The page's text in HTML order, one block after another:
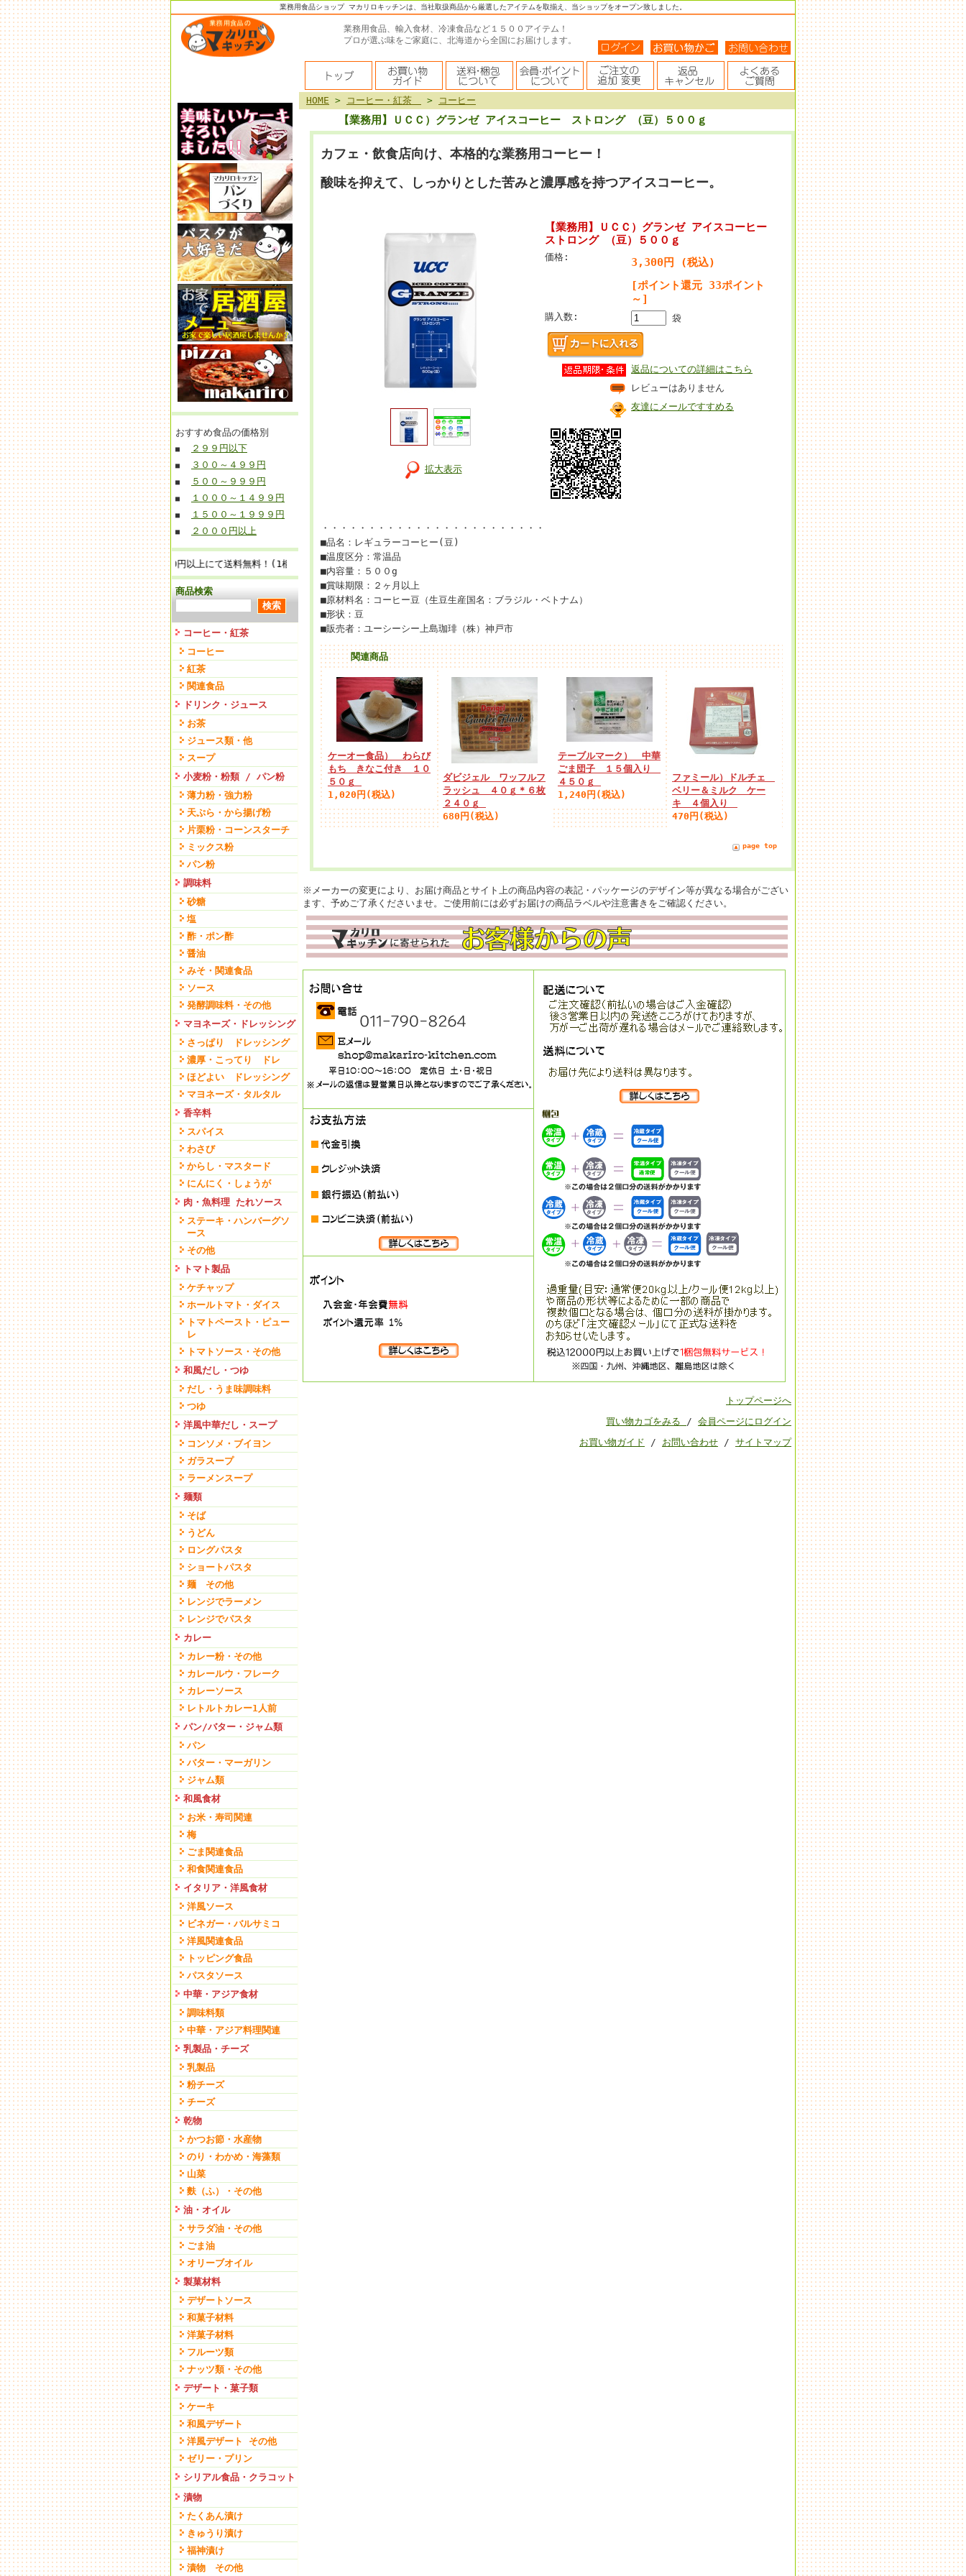
業務用食品ショップ マカリロキッチンは、当社取扱商品から厳選したアイテムを取揃え、当ショップをオープン致しました。
業務用食品、輸入食材、冷凍食品など１５００アイテム！
プロが選ぶ味をご家庭に、北海道から全国にお届けします。
おすすめ食品の価格別
■ ２９９円以下
■ ３００～４９９円
■ ５００～９９９円
■ １０００～１４９９円
■ １５００～１９９９円
■ ２０００円以上
■お買上げ金額 12,000円以上にて送料無料！(1梱包無料) ☆「2/13 Go to 北海道ごはん！！」
商品検索
コーヒー・紅茶
コーヒー
紅茶
関連食品
ドリンク・ジュース
お茶
ジュース類・他
スープ
小麦粉・粉類 / パン粉
薄力粉・強力粉
天ぷら・から揚げ粉
片栗粉・コーンスターチ
ミックス粉
パン粉
調味料
砂糖
塩
酢・ポン酢
醤油
みそ・関連食品
ソース
発酵調味料・その他
マヨネーズ・ドレッシング
さっぱり ドレッシング
濃厚・こってり ドレ
ほどよい ドレッシング
マヨネーズ・タルタル
香辛料
スパイス
わさび
からし・マスタード
にんにく・しょうが
肉・魚料理 たれソース
ステーキ・ハンバーグソ
ース
その他
トマト製品
ケチャップ
ホールトマト・ダイス
トマトペースト・ピュー
レ
トマトソース・その他
和風だし・つゆ
だし・うま味調味料
つゆ
洋風中華だし・スープ
コンソメ・ブイヨン
ガラスープ
ラーメンスープ
麺類
そば
うどん
ロングパスタ
ショートパスタ
麺 その他
レンジでラーメン
レンジでパスタ
カレー
カレー粉・その他
カレールウ・フレーク
カレーソース
レトルトカレー1人前
パン/バター・ジャム類
パン
バター・マーガリン
ジャム類
和風食材
お米・寿司関連
梅
ごま関連食品
和食関連食品
イタリア・洋風食材
洋風ソース
ビネガー・バルサミコ
洋風関連食品
トッピング食品
パスタソース
中華・アジア食材
調味料類
中華・アジア料理関連
乳製品・チーズ
乳製品
粉チーズ
チーズ
乾物
かつお節・水産物
のり・わかめ・海藻類
山菜
麩（ふ）・その他
油・オイル
サラダ油・その他
ごま油
オリーブオイル
製菓材料
デザートソース
和菓子材料
洋菓子材料
フルーツ類
ナッツ類・その他
デザート・菓子類
ケーキ
和風デザート
洋風デザート その他
ゼリー・プリン
シリアル食品・クラコット
漬物
たくあん漬け
きゅうり漬け
福神漬け
漬物 その他
HOME > コーヒー・紅茶 > コーヒー
【業務用】ＵＣＣ）グランゼ アイスコーヒー ストロング （豆）５００ｇ
カフェ・飲食店向け、本格的な業務用コーヒー！
酸味を抑えて、しっかりとした苦みと濃厚感を持つアイスコーヒー。
拡大表示
【業務用】ＵＣＣ）グランゼ アイスコーヒー
ストロング （豆）５００ｇ
価格:
3,300円 (税込)
[ポイント還元 33ポイント
～]
購入数: 袋
返品についての詳細はこちら
レビューはありません
友達にメールですすめる
・・・・・・・・・・・・・・・・・・・・・・・・
■品名：レギュラーコーヒー(豆)
■温度区分：常温品
■内容量：５００g
■賞味期限：２ヶ月以上
■原材料名：コーヒー豆（生豆生産国名：ブラジル・ベトナム）
■形状：豆
■販売者：ユーシーシー上島珈琲（株）神戸市
関連商品
ケーオー食品） わらび
もち きなこ付き １０
５０ｇ
1,020円(税込)
ダビジェル ワッフルフ
ラッシュ ４０ｇ＊６枚
２４０ｇ
680円(税込)
テーブルマーク） 中華
ごま団子 １５個入り
４５０ｇ
1,240円(税込)
ファミール）ドルチェ
ベリー＆ミルク ケー
キ ４個入り
470円(税込)
page top
※メーカーの変更により、お届け商品とサイト上の商品内容の表記・パッケージのデザイン等が異なる場合がござい
ます、予めご了承くださいませ。ご使用前には必ずお届けの商品ラベルや注意書きをご確認ください。
トップページへ
買い物カゴをみる / 会員ページにログイン
お買い物ガイド / お問い合わせ / サイトマップ